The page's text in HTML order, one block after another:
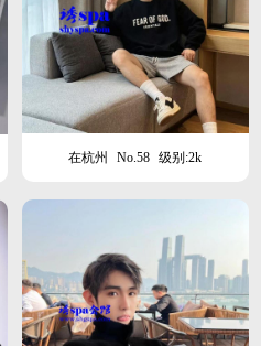
在杭州 No.58 级别:2k